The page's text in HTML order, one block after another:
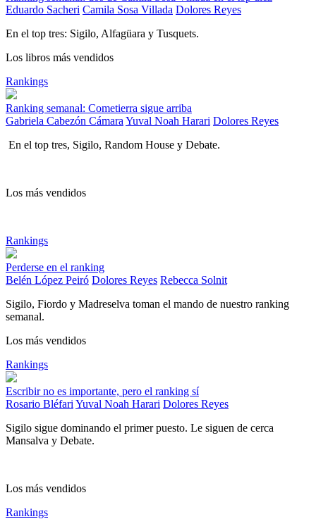
Eduardo Sacheri Camila Sosa Villada Dolores Reyes
En el top tres: Sigilo, Alfagüara y Tusquets.
Los libros más vendidos
Rankings
Ranking semanal: Cometierra sigue arriba
Gabriela Cabezón Cámara Yuval Noah Harari Dolores Reyes
En el top tres, Sigilo, Random House y Debate.
Los más vendidos
Rankings
Perderse en el ranking
Belén López Peiró Dolores Reyes Rebecca Solnit
Sigilo, Fiordo y Madreselva toman el mando de nuestro ranking
semanal.
Los más vendidos
Rankings
Escribir no es importante, pero el ranking sí
Rosario Bléfari Yuval Noah Harari Dolores Reyes
Sigilo sigue dominando el primer puesto. Le siguen de cerca
Mansalva y Debate.
Los más vendidos
Rankings